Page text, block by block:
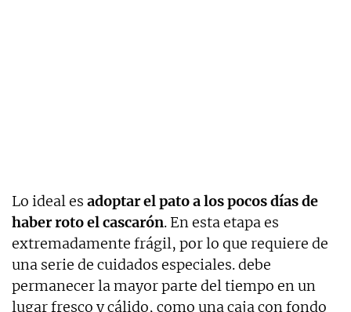
Lo ideal es adoptar el pato a los pocos días de
haber roto el cascarón. En esta etapa es
extremadamente frágil, por lo que requiere de
una serie de cuidados especiales. debe
permanecer la mayor parte del tiempo en un
lugar fresco y cálido, como una caja con fondo